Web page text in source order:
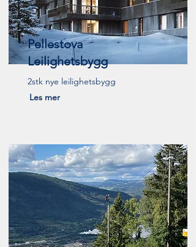
Pellestova
Leilighetsbygg
2stk nye leilighetsbygg
Les mer